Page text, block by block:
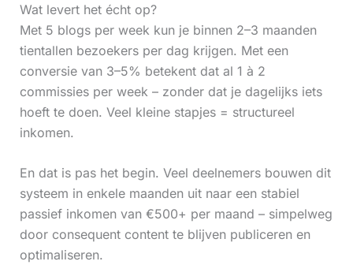
Wat levert het écht op?
Met 5 blogs per week kun je binnen 2–3 maanden
tientallen bezoekers per dag krijgen. Met een
conversie van 3–5% betekent dat al 1 à 2
commissies per week – zonder dat je dagelijks iets
hoeft te doen. Veel kleine stapjes = structureel
inkomen.
En dat is pas het begin. Veel deelnemers bouwen dit
systeem in enkele maanden uit naar een stabiel
passief inkomen van €500+ per maand – simpelweg
door consequent content te blijven publiceren en
optimaliseren.